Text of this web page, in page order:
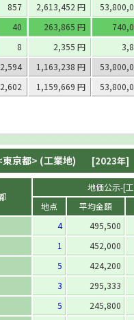
857 2,613,452 円
40 263,865 円
8 2,355 円
2,594 1,163,238 円
2,602 1,159,669 円
東京都> (工業地) [2023年]
地価公示-[
地点
平均金額
4
495,500
1
452,000
5
424,200
3
295,333
5
245,800